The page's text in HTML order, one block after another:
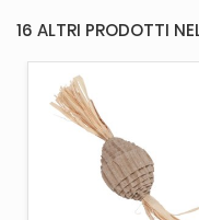
16 ALTRI PRODOTTI